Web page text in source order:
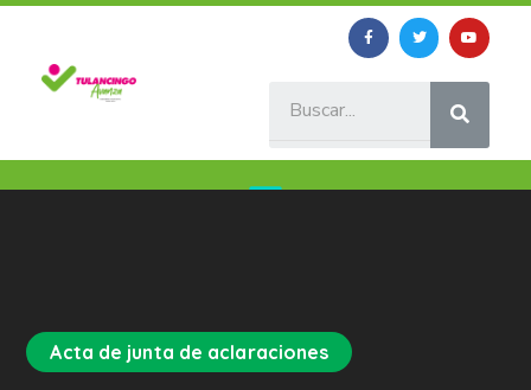
Acta de junta de aclaraciones